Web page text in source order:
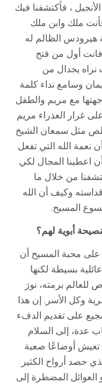
، فأكتشفنا فيك
ملك وابن ملك
الظالم له
أول من فتح
نراه يجدال من
وسامع نداء كلمة
مع مريم والطفل
غرار العذراء مريم
مثل سمعان الشيخ
نعمة الله التي تفعل
اعطينا المجال لكي
من خلال ما
وكيف أن الله
المسيح.
أبوية لهم؟
محبة المسيح أن
بسيطة لكنها
للعالم برمته، نورَ
وكل الأسر. إن هذا
على تقديم الدفء
عدة، إلى السلام
تعيش أوضاعًا صعبة
حصد أرواح الكثير
المضطرة إلى